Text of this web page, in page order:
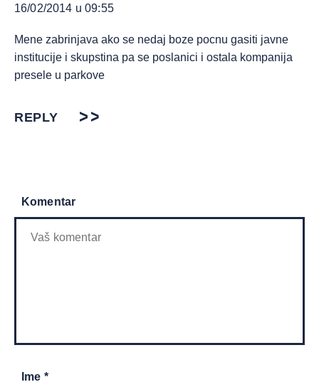
16/02/2014 u 09:55
Mene zabrinjava ako se nedaj boze pocnu gasiti javne
institucije i skupstina pa se poslanici i ostala kompanija
presele u parkove
REPLY
Komentar
Ime *